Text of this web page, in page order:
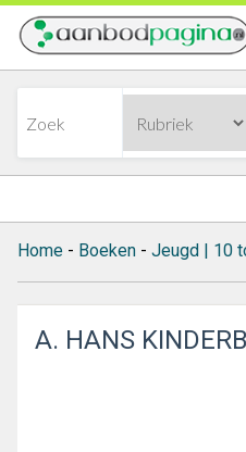
Home - Boeken - Jeugd | 10
A. HANS